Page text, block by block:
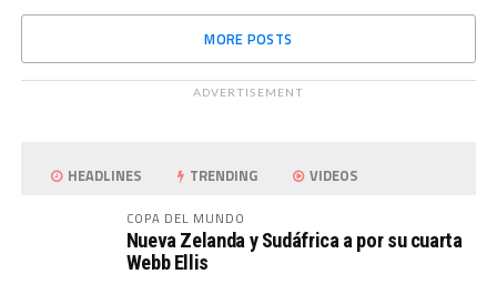
MORE POSTS
ADVERTISEMENT
HEADLINES TRENDING VIDEOS
COPA DEL MUNDO
Nueva Zelanda y Sudáfrica a por su cuarta
Webb Ellis